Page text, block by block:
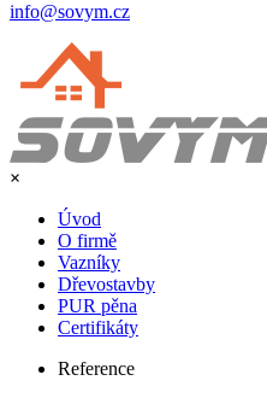
info@sovym.cz
×
Úvod
O firmě
Vazníky
Dřevostavby
PUR pěna
Certifikáty
Reference